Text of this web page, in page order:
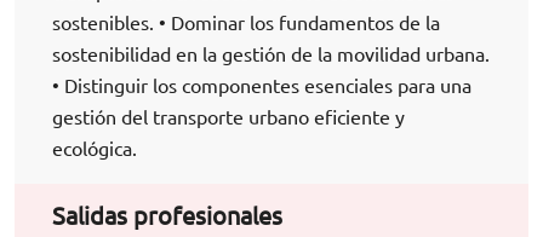
sostenibles. • Dominar los fundamentos de la
sostenibilidad en la gestión de la movilidad urbana.
• Distinguir los componentes esenciales para una
gestión del transporte urbano eficiente y
ecológica.
Salidas profesionales